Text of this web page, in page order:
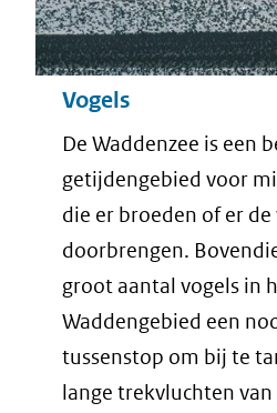
Vogels
De Waddenzee is een
getijdengebied voor
die er broeden of er
doorbrengen.
groot aantal vogels in
Waddengebied een
tussenstop om bij te
lange trekvluchten van